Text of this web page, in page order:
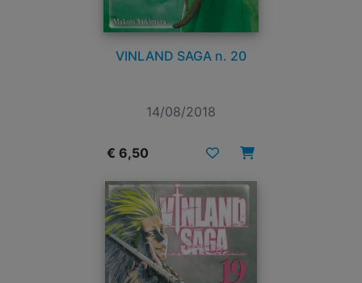
VINLAND SAGA n. 20
14/08/2018
€ 6,50